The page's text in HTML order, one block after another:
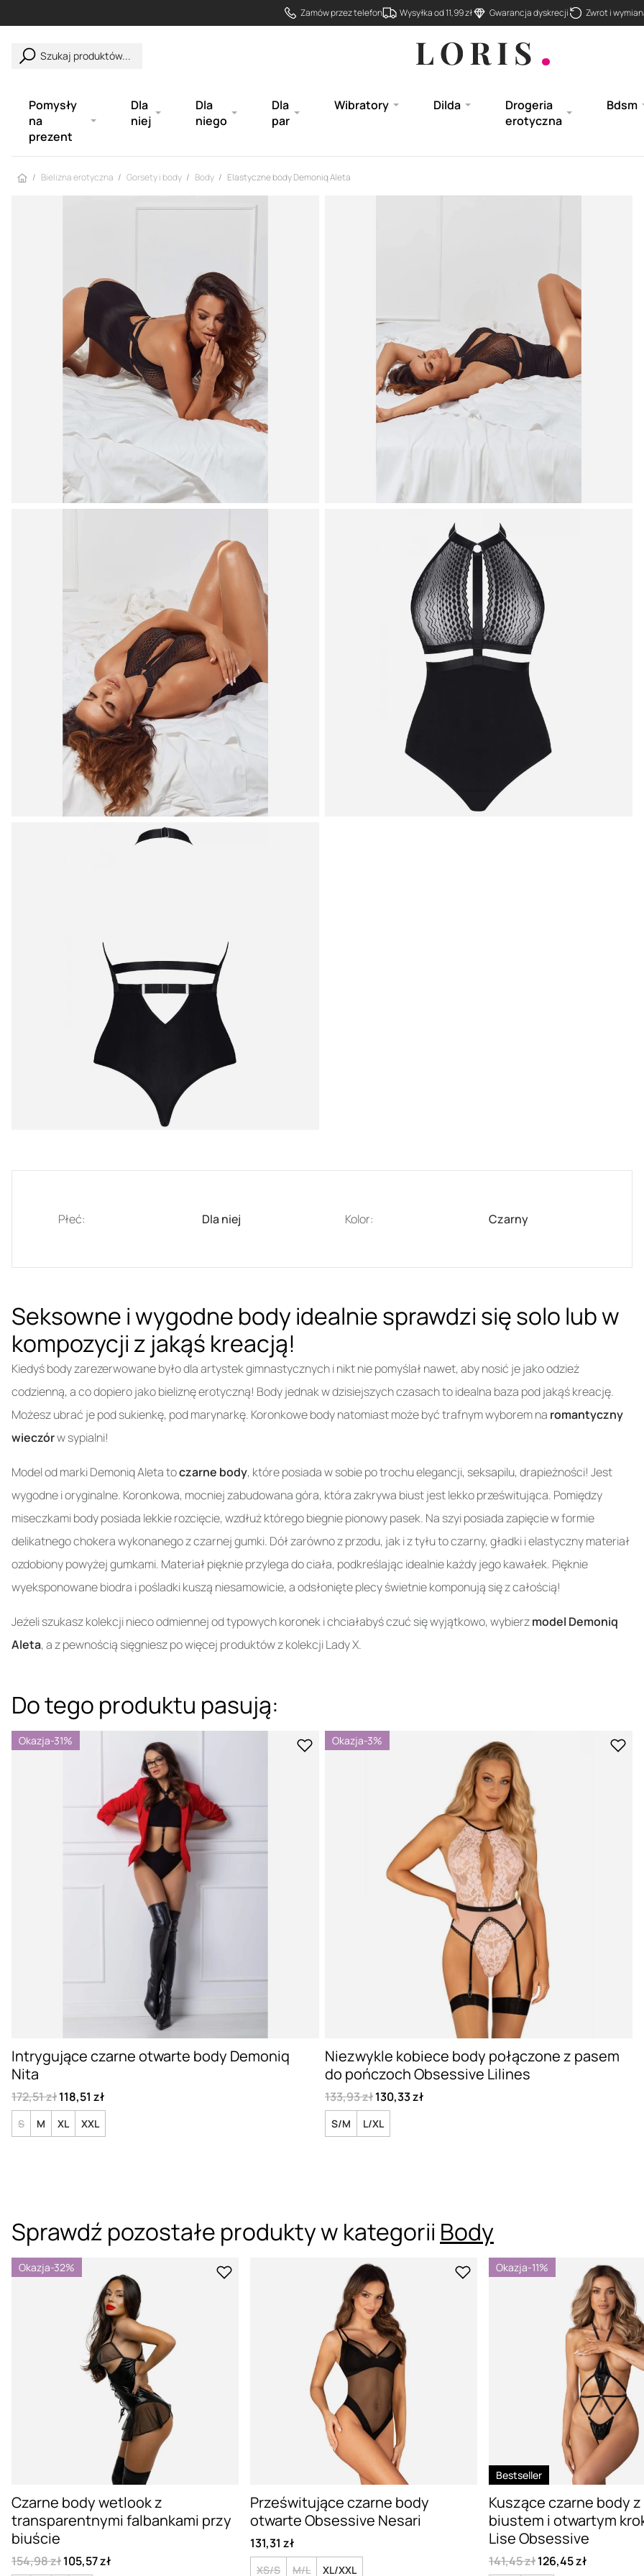
Zamów przez telefon Wysyłka od 11,99 zł Gwarancja dyskrecji Zwrot i
Szukaj produktów...
Pomysły
na
prezent
Dla
niej
Dla
niego
Dla
par
Wibratory Dilda
Drogeria
erotyczna
Bdsm
Strona główna
Bielizna erotyczna Gorsety i body Body Elastyczne body Demoniq Aleta
Płeć: Dla niej Kolor: Czarny
Seksowne i wygodne body idealnie sprawdzi się solo lub w
kompozycji z jakąś kreacją!
Kiedyś body zarezerwowane było dla artystek gimnastycznych i nikt nie pomyślał nawet, aby nosić je jako odzież
codzienną, a co dopiero jako bieliznę erotyczną! Body jednak w dzisiejszych czasach to idealna baza pod jakąś kreację.
Możesz ubrać je pod sukienkę, pod marynarkę. Koronkowe body natomiast może być trafnym wyborem na romantyczny
wieczórw sypialni!
Model od marki Demoniq Aleta toczarne body, które posiada w sobie po trochu elegancji, seksapilu, drapieżności! Jest
wygodne i oryginalne. Koronkowa, mocniej zabudowana góra, która zakrywa biust jest lekko prześwitująca. Pomiędzy
miseczkami body posiada lekkie rozcięcie, wzdłuż którego biegnie pionowy pasek. Na szyi posiada zapięcie w formie
delikatnego chokera wykonanego z czarnej gumki. Dół zarówno z przodu, jak i z tyłu to czarny, gładki i elastyczny materiał
ozdobiony powyżej gumkami. Materiał pięknie przylega do ciała, podkreślając idealnie każdy jego kawałek. Pięknie
wyeksponowane biodra i pośladki kuszą niesamowicie, a odsłonięte plecy świetnie komponują się z całością!
Jeżeli szukasz kolekcji nieco odmiennej od typowych koronek i chciałabyś czuć się wyjątkowo, wybierzmodel Demoniq
Aleta, a z pewnością sięgniesz po więcej produktów z kolekcji Lady X.
Do tego produktu pasują:
Okazja-31%
Intrygujące czarne otwarte body Demoniq
Nita
172,51 zł118,51 zł
S M XL XXL
Okazja-3%
Niezwykle kobiece body połączone z pasem
do pończoch Obsessive Lilines
133,93 zł130,33 zł
S/M L/XL
Sprawdź pozostałe produkty w kategorii Body
Okazja-32%
Czarne body wetlook z
transparentnymi falbankami przy
biuście
154,98 zł105,57 zł
Prześwitujące czarne body
otwarte Obsessive Nesari
131,31 zł
XS/S M/L XL/XXL
Okazja-11%
Bestseller
Kuszące czarne body
biustem i otwartym
Lise Obsessive
141,45 zł126,45 zł